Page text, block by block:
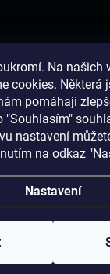
Na našich
cookies. Některá
pomáhají
"Souhlasím"
nastavení
na odkaz
Nastavení
FB profilu
Vytvořil Shoptet
Produkty pro
. Všechna